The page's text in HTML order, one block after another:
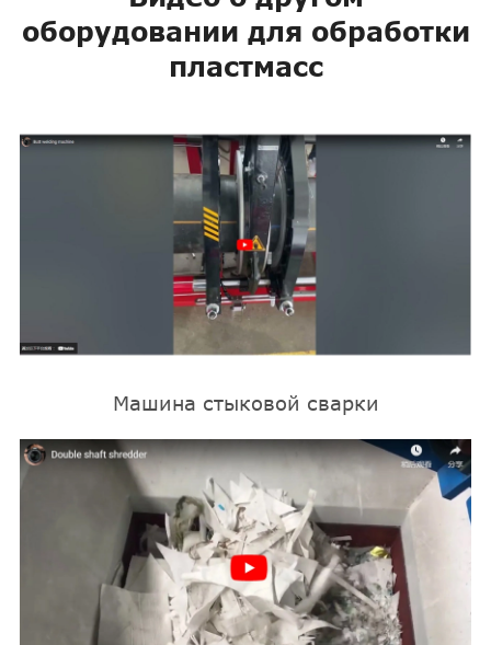
оборудовании для обработки
пластмасс
Машина стыковой сварки